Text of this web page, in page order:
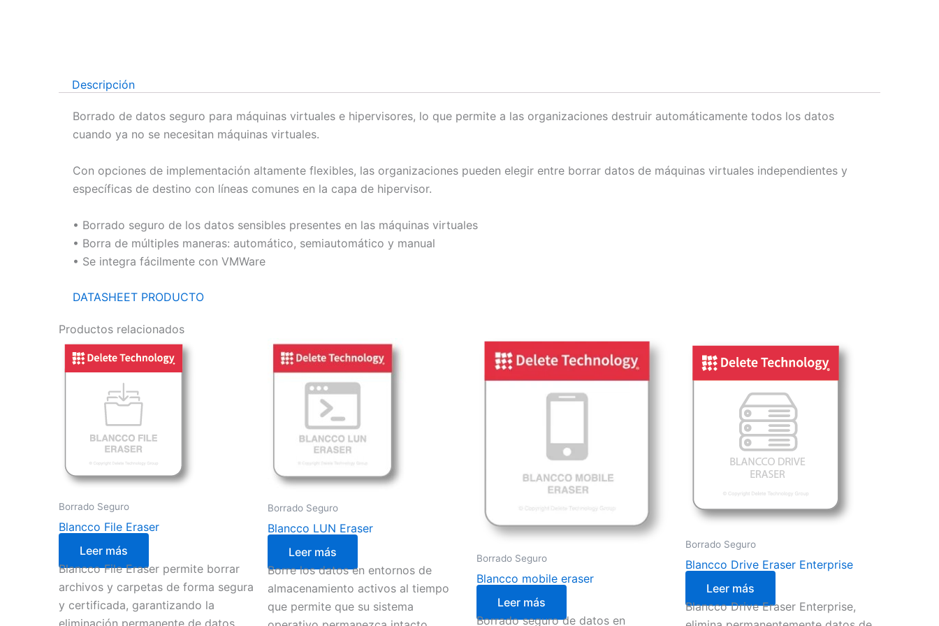
Descripción
Borrado de datos seguro para máquinas virtuales e hipervisores, lo que permite a las organizaciones destruir automáticamente todos los datos
cuando ya no se necesitan máquinas virtuales.
Con opciones de implementación altamente flexibles, las organizaciones pueden elegir entre borrar datos de máquinas virtuales independientes y
específicas de destino con líneas comunes en la capa de hipervisor.
• Borrado seguro de los datos sensibles presentes en las máquinas virtuales
• Borra de múltiples maneras: automático, semiautomático y manual
• Se integra fácilmente con VMWare
DATASHEET PRODUCTO
Productos relacionados
Borrado Seguro
Blancco File Eraser
Leer más
Blancco File Eraser permite borrar
archivos y carpetas de forma segura
y certificada, garantizando la
eliminación permanente de datos
Borrado Seguro
Blancco LUN Eraser
Leer más
Borre los datos en entornos de
almacenamiento activos al tiempo
que permite que su sistema
Borrado Seguro
Blancco mobile eraser
Leer más
Borrado seguro de datos en
Borrado Seguro
Blancco Drive Eraser Enterprise
Leer más
Blancco Drive Eraser Enterprise,